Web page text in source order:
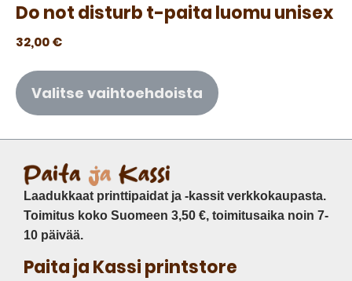
Do not disturb t-paita luomu unisex
32,00€
Valitse vaihtoehdoista
Laadukkaat printtipaidat ja -kassit verkkokaupasta.
Toimitus koko Suomeen 3,50 €, toimitusaika noin 7-
10 päivää.
Paita ja Kassi printstore